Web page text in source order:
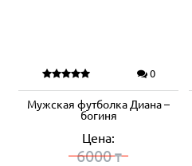
0
Мужская футболка Диана –
богиня
Цена:
6000₸